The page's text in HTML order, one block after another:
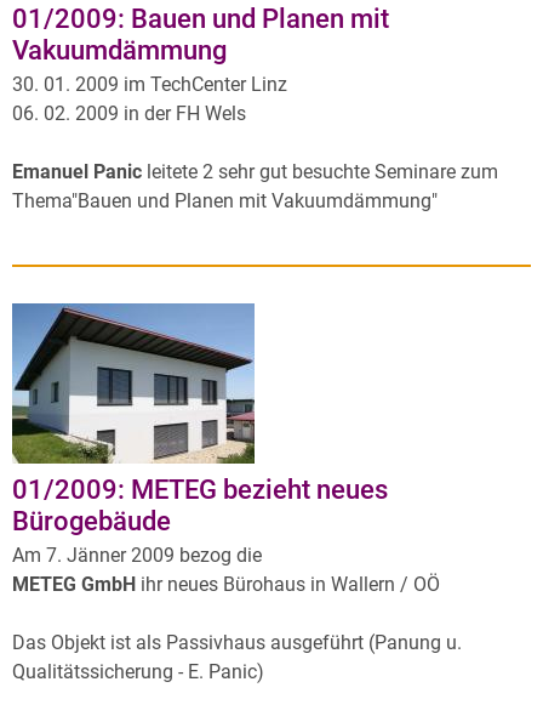
01/2009: Bauen und Planen mit
Vakuumdämmung
30. 01. 2009 im TechCenter Linz
06. 02. 2009 in der FH Wels
Emanuel Panic leitete 2 sehr gut besuchte Seminare zum
Thema"Bauen und Planen mit Vakuumdämmung"
01/2009: METEG bezieht neues
Bürogebäude
Am 7. Jänner 2009 bezog die
METEG GmbH ihr neues Bürohaus in Wallern / OÖ
Das Objekt ist als Passivhaus ausgeführt (Panung u.
Qualitätssicherung - E. Panic)